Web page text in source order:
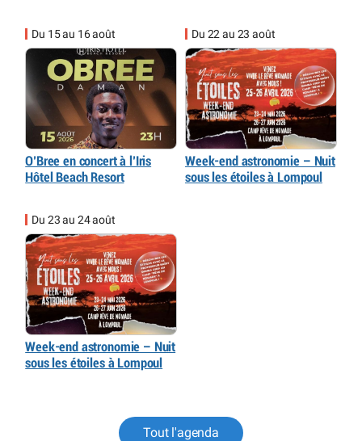
Du 15 au 16 août
O’Bree en concert à l’Iris
Hôtel Beach Resort
Du 22 au 23 août
Week-end astronomie – Nuit
sous les étoiles à Lompoul
Du 23 au 24 août
Week-end astronomie – Nuit
sous les étoiles à Lompoul
Tout l'agenda